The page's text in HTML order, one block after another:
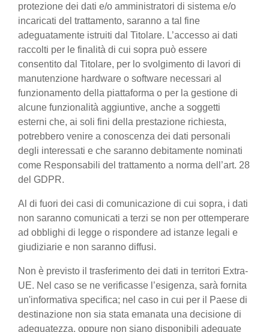
protezione dei dati e/o amministratori di sistema e/o
incaricati del trattamento, saranno a tal fine
adeguatamente istruiti dal Titolare. L’accesso ai dati
raccolti per le finalità di cui sopra può essere
consentito dal Titolare, per lo svolgimento di lavori di
manutenzione hardware o software necessari al
funzionamento della piattaforma o per la gestione di
alcune funzionalità aggiuntive, anche a soggetti
esterni che, ai soli fini della prestazione richiesta,
potrebbero venire a conoscenza dei dati personali
degli interessati e che saranno debitamente nominati
come Responsabili del trattamento a norma dell’art. 28
del GDPR.
Al di fuori dei casi di comunicazione di cui sopra, i dati
non saranno comunicati a terzi se non per ottemperare
ad obblighi di legge o rispondere ad istanze legali e
giudiziarie e non saranno diffusi.
Non è previsto il trasferimento dei dati in territori Extra-
UE. Nel caso se ne verificasse l’esigenza, sarà fornita
un'informativa specifica; nel caso in cui per il Paese di
destinazione non sia stata emanata una decisione di
adeguatezza, oppure non siano disponibili adeguate